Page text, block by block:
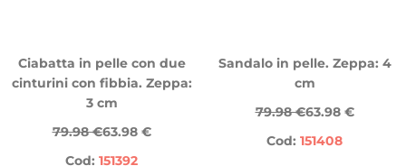
Ciabatta in pelle con due
cinturini con fibbia. Zeppa:
3 cm
79.98 €63.98 €
Cod: 151392
Sandalo in pelle. Zeppa: 4
cm
79.98 €63.98 €
Cod: 151408